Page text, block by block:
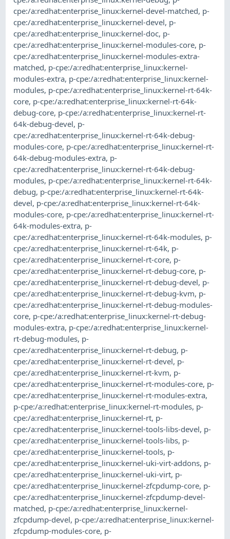
cpe:/a:redhat:enterprise_linux:kernel-devel-matched, p-
cpe:/a:redhat:enterprise_linux:kernel-devel, p-
cpe:/a:redhat:enterprise_linux:kernel-doc, p-
cpe:/a:redhat:enterprise_linux:kernel-modules-core, p-
cpe:/a:redhat:enterprise_linux:kernel-modules-extra-
matched, p-cpe:/a:redhat:enterprise_linux:kernel-
modules-extra, p-cpe:/a:redhat:enterprise_linux:kernel-
modules, p-cpe:/a:redhat:enterprise_linux:kernel-rt-64k-
core, p-cpe:/a:redhat:enterprise_linux:kernel-rt-64k-
debug-core, p-cpe:/a:redhat:enterprise_linux:kernel-rt-
64k-debug-devel, p-
cpe:/a:redhat:enterprise_linux:kernel-rt-64k-debug-
modules-core, p-cpe:/a:redhat:enterprise_linux:kernel-rt-
64k-debug-modules-extra, p-
cpe:/a:redhat:enterprise_linux:kernel-rt-64k-debug-
modules, p-cpe:/a:redhat:enterprise_linux:kernel-rt-64k-
debug, p-cpe:/a:redhat:enterprise_linux:kernel-rt-64k-
devel, p-cpe:/a:redhat:enterprise_linux:kernel-rt-64k-
modules-core, p-cpe:/a:redhat:enterprise_linux:kernel-rt-
64k-modules-extra, p-
cpe:/a:redhat:enterprise_linux:kernel-rt-64k-modules, p-
cpe:/a:redhat:enterprise_linux:kernel-rt-64k, p-
cpe:/a:redhat:enterprise_linux:kernel-rt-core, p-
cpe:/a:redhat:enterprise_linux:kernel-rt-debug-core, p-
cpe:/a:redhat:enterprise_linux:kernel-rt-debug-devel, p-
cpe:/a:redhat:enterprise_linux:kernel-rt-debug-kvm, p-
cpe:/a:redhat:enterprise_linux:kernel-rt-debug-modules-
core, p-cpe:/a:redhat:enterprise_linux:kernel-rt-debug-
modules-extra, p-cpe:/a:redhat:enterprise_linux:kernel-
rt-debug-modules, p-
cpe:/a:redhat:enterprise_linux:kernel-rt-debug, p-
cpe:/a:redhat:enterprise_linux:kernel-rt-devel, p-
cpe:/a:redhat:enterprise_linux:kernel-rt-kvm, p-
cpe:/a:redhat:enterprise_linux:kernel-rt-modules-core, p-
cpe:/a:redhat:enterprise_linux:kernel-rt-modules-extra,
p-cpe:/a:redhat:enterprise_linux:kernel-rt-modules, p-
cpe:/a:redhat:enterprise_linux:kernel-rt, p-
cpe:/a:redhat:enterprise_linux:kernel-tools-libs-devel, p-
cpe:/a:redhat:enterprise_linux:kernel-tools-libs, p-
cpe:/a:redhat:enterprise_linux:kernel-tools, p-
cpe:/a:redhat:enterprise_linux:kernel-uki-virt-addons, p-
cpe:/a:redhat:enterprise_linux:kernel-uki-virt, p-
cpe:/a:redhat:enterprise_linux:kernel-zfcpdump-core, p-
cpe:/a:redhat:enterprise_linux:kernel-zfcpdump-devel-
matched, p-cpe:/a:redhat:enterprise_linux:kernel-
zfcpdump-devel, p-cpe:/a:redhat:enterprise_linux:kernel-
zfcpdump-modules-core, p-